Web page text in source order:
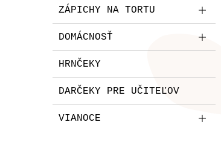
ZÁPICHY NA TORTU
DOMÁCNOSŤ
HRNČEKY
DARČEKY PRE UČITEĽOV
VIANOCE